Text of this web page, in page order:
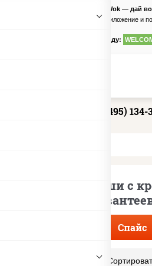
PizzaSushiWok — дай
Скачайте приложение и
по промокоду:
+7 (495)
Острые суши с
Спайс